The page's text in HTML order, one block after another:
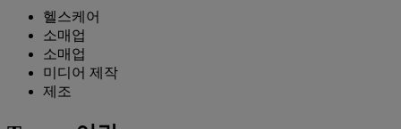
헬스케어
소매업
소매업
미디어 제작
제조